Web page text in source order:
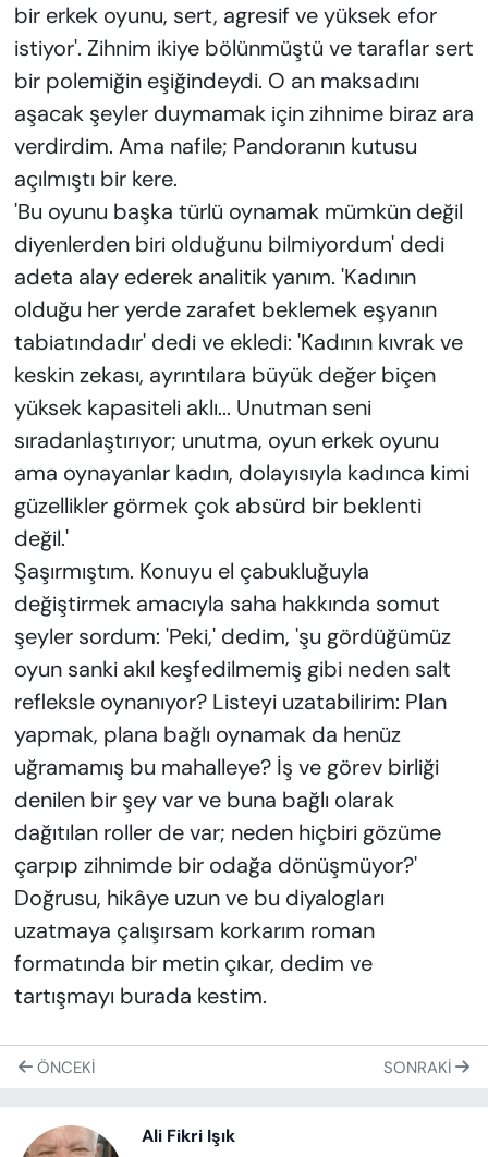
bir erkek oyunu, sert, agresif ve yüksek efor
istiyor'. Zihnim ikiye bölünmüştü ve taraflar sert
bir polemiğin eşiğindeydi. O an maksadını
aşacak şeyler duymamak için zihnime biraz ara
verdirdim. Ama nafile; Pandoranın kutusu
açılmıştı bir kere.
'Bu oyunu başka türlü oynamak mümkün değil
diyenlerden biri olduğunu bilmiyordum' dedi
adeta alay ederek analitik yanım. 'Kadının
olduğu her yerde zarafet beklemek eşyanın
tabiatındadır' dedi ve ekledi: 'Kadının kıvrak ve
keskin zekası, ayrıntılara büyük değer biçen
yüksek kapasiteli aklı... Unutman seni
sıradanlaştırıyor; unutma, oyun erkek oyunu
ama oynayanlar kadın, dolayısıyla kadınca kimi
güzellikler görmek çok absürd bir beklenti
değil.'
Şaşırmıştım. Konuyu el çabukluğuyla
değiştirmek amacıyla saha hakkında somut
şeyler sordum: 'Peki,' dedim, 'şu gördüğümüz
oyun sanki akıl keşfedilmemiş gibi neden salt
refleksle oynanıyor? Listeyi uzatabilirim: Plan
yapmak, plana bağlı oynamak da henüz
uğramamış bu mahalleye? İş ve görev birliği
denilen bir şey var ve buna bağlı olarak
dağıtılan roller de var; neden hiçbiri gözüme
çarpıp zihnimde bir odağa dönüşmüyor?'
Doğrusu, hikâye uzun ve bu diyalogları
uzatmaya çalışırsam korkarım roman
formatında bir metin çıkar, dedim ve
tartışmayı burada kestim.
ÖNCEKI SONRAKI
Ali Fikri Işık